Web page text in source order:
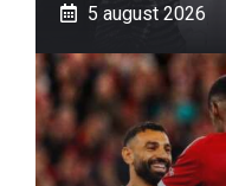
5 august 2026